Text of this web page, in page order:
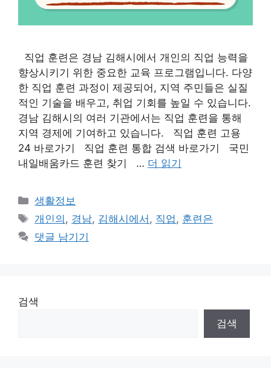
직업 훈련은 경남 김해시에서 개인의 직업 능력을
향상시키기 위한 중요한 교육 프로그램입니다. 다양
한 직업 훈련 과정이 제공되어, 지역 주민들은 실질
적인 기술을 배우고, 취업 기회를 높일 수 있습니다.
경남 김해시의 여러 기관에서는 직업 훈련을 통해
지역 경제에 기여하고 있습니다. 직업 훈련 고용
24 바로가기 직업 훈련 통합 검색 바로가기 국민
내일배움카드 훈련 찾기 … 더 읽기
카
테
리
생활정보
태
그
개인의 , 경남, 김해시에서 , 직업, 훈련은
댓글 남기기
검색
검색